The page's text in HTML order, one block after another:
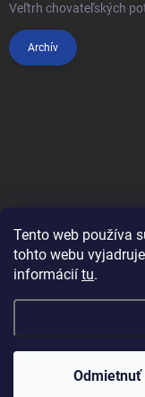
Tento web používa
tohto webu
informácií tu.
Odmietnuť
Veľtrh chovateľských
Archív
Copyright 2026